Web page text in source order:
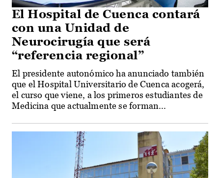
El Hospital de Cuenca contará
con una Unidad de
Neurocirugía que será
“referencia regional”
El presidente autonómico ha anunciado también
que el Hospital Universitario de Cuenca acogerá,
el curso que viene, a los primeros estudiantes de
Medicina que actualmente se forman...